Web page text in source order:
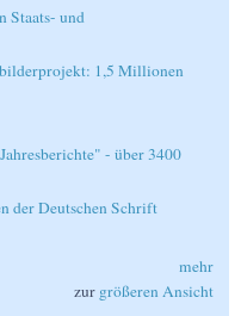
Staats- und
1,5 Millionen
- über 3400
der Deutschen Schrift
mehr
zur größeren Ansicht